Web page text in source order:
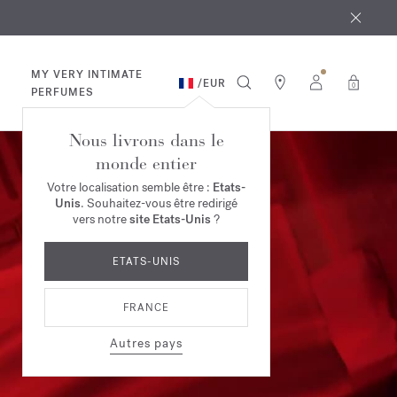
MY VERY INTIMATE
PERFUMES
/EUR 0
Nous livrons dans le
monde entier
Votre localisation semble être : Etats-
Unis. Souhaitez-vous être redirigé
vers notresite Etats-Unis ?
ETATS-UNIS
FRANCE
Autres pays